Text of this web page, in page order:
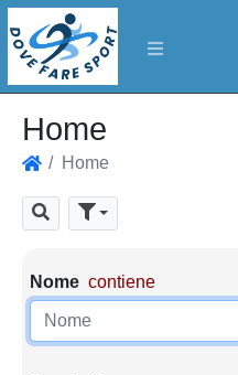
Home
Home
CercaParametri di ricerca
Nome contiene